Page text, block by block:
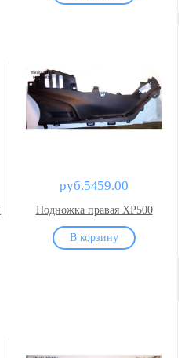
руб.5459.00
Подножка правая XP500